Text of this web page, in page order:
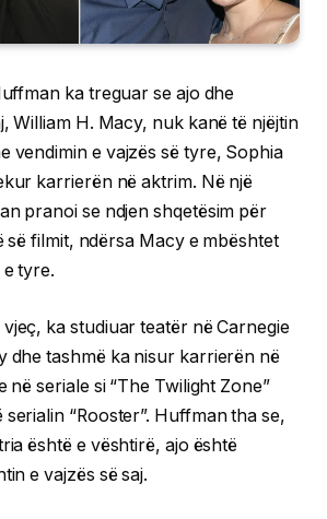
ka treguar se ajo dhe
William H. Macy, nuk kanë të njëjtin
vendimin e vajzës së tyre, Sophia
karrierën në aktrim. Në një
pranoi se ndjen shqetësim për
së filmit, ndërsa Macy e mbështet
tyre.
ka studiuar teatër në Carnegie
dhe tashmë ka nisur karrierën në
në seriale si “The Twilight Zone”
“Rooster”. Huffman tha se,
është e vështirë, ajo është
e vajzës së saj.